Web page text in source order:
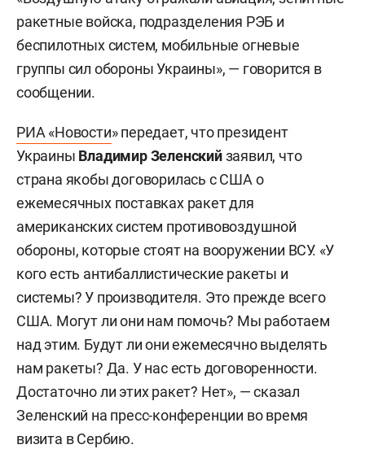
ракетные войска, подразделения РЭБ и
беспилотных систем, мобильные огневые
группы сил обороны Украины», — говорится в
сообщении.
РИА «Новости» передает, что президент
Украины Владимир Зеленскийзаявил, что
страна якобы договорилась с США о
ежемесячных поставках ракет для
американских систем противовоздушной
обороны, которые стоят на вооружении ВСУ. «У
кого есть антибаллистические ракеты и
системы? У производителя. Это прежде всего
США. Могут ли они нам помочь? Мы работаем
над этим. Будут ли они ежемесячно выделять
нам ракеты? Да. У нас есть договоренности.
Достаточно ли этих ракет? Нет», — сказал
Зеленский на пресс-конференции во время
визита в Сербию.